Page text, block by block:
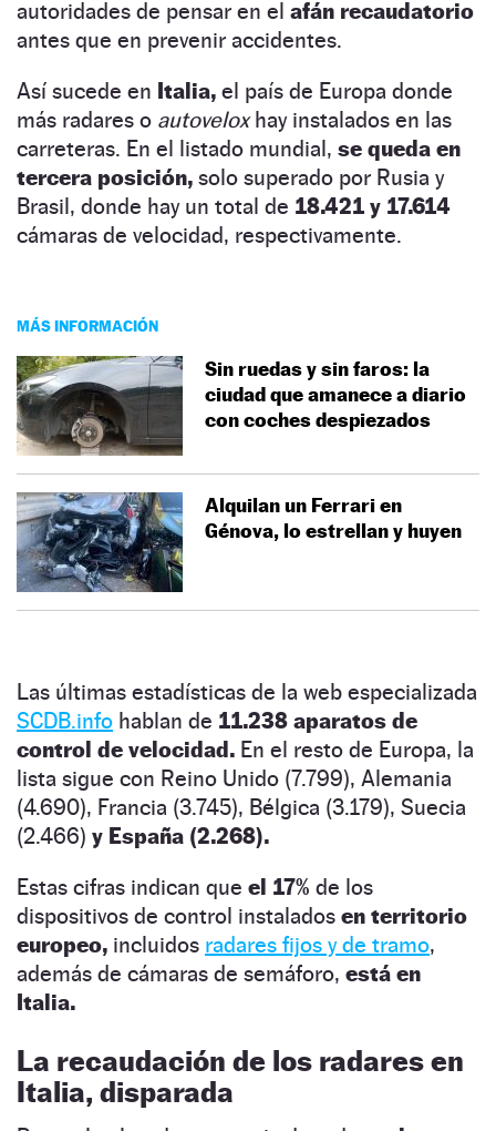
autoridades de pensar en el afán recaudatorio
antes que en prevenir accidentes.
Así sucede en Italia, el país de Europa donde
más radares o autoveloxhay instalados en las
carreteras. En el listado mundial, se queda en
tercera posición, solo superado por Rusia y
Brasil, donde hay un total de 18.421 y 17.614
cámaras de velocidad, respectivamente.
MÁS INFORMACIÓN
Sin ruedas y sin faros: la
ciudad que amanece a diario
con coches despiezados
Alquilan un Ferrari en
Génova, lo estrellan y huyen
Las últimas estadísticas de la web especializada
SCDB.info hablan de 11.238 aparatos de
control de velocidad. En el resto de Europa, la
lista sigue con Reino Unido (7.799), Alemania
(4.690), Francia (3.745), Bélgica (3.179), Suecia
(2.466) y España (2.268).
Estas cifras indican que el 17% de los
dispositivos de control instalados en territorio
europeo, incluidos radares fijos y de tramo,
además de cámaras de semáforo, está en
Italia.
La recaudación de los radares en
Italia, disparada